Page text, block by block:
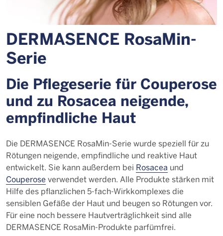
DERMASENCE RosaMin-
Serie
Die Pflegeserie für Couperose
und zu Rosacea neigende,
empfindliche Haut
Die DERMASENCE RosaMin-Serie wurde speziell für zu
Rötungen neigende, empfindliche und reaktive Haut
entwickelt. Sie kann außerdem bei Rosacea und
Couperose verwendet werden. Alle Produkte stärken mit
Hilfe des pflanzlichen 5-fach-Wirkkomplexes die
sensiblen Gefäße der Haut und beugen so Rötungen vor.
Für eine noch bessere Hautverträglichkeit sind alle
DERMASENCE RosaMin-Produkte parfümfrei.